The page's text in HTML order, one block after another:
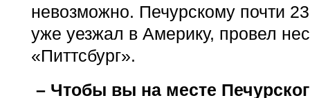
невозможно. Печурскому почти
уже уезжал в Америку, провел
«Питтсбург».
– Чтобы вы на месте